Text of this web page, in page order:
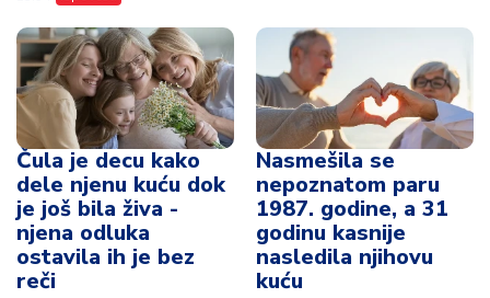
Čula je decu kako
dele njenu kuću dok
je još bila živa -
njena odluka
ostavila ih je bez
reči
Nasmešila se
nepoznatom paru
1987. godine, a 31
godinu kasnije
nasledila njihovu
kuću